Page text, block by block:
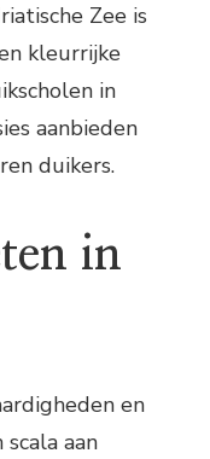
Zee is
kleurrijke
in
aanbieden
duikers.
in
en
aan